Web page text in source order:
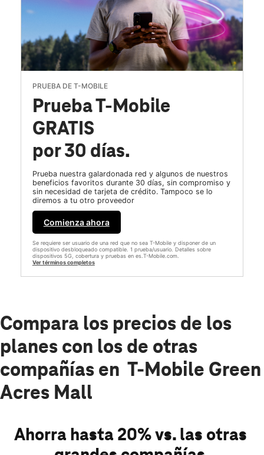
PRUEBA DE T-MOBILE
Prueba T-Mobile
GRATIS
por 30 días.
Prueba nuestra galardonada red y algunos de nuestros
beneficios favoritos durante 30 días, sin compromiso y
sin necesidad de tarjeta de crédito. Tampoco se lo
diremos a tu otro proveedor
Comienza ahora
Se requiere ser usuario de una red que no sea T-Mobile y disponer de un
dispositivo desbloqueado compatible. 1 prueba/usuario. Detalles sobre
dispositivos 5G, cobertura y pruebas en es.T-Mobile.com.
Ver términos completos
Compara los precios de los
planes con los de otras
compañías en T-Mobile Green
Acres Mall